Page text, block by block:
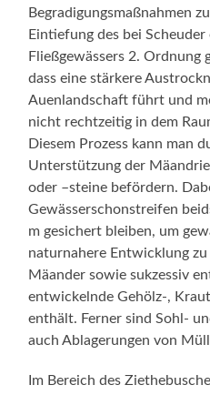
Begradigungsmaßnahmen
Eintiefung des bei
Fließgewässers 2. Ordnung
dass eine stärkere
Auenlandschaft führt und
nicht rechtzeitig in dem
Diesem Prozess kann man
Unterstützung der
oder –steine befördern.
Gewässerschonstreifen
m gesichert bleiben, um
naturnahere Entwicklung
Mäander sowie sukzessiv
entwickelnde Gehölz-,
enthält. Ferner sind Sohl-
auch Ablagerungen von
Im Bereich des